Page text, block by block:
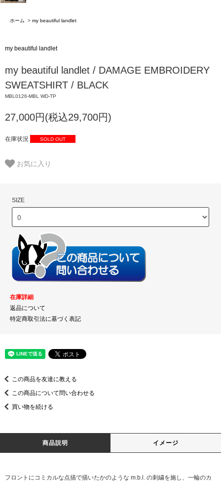
ホーム > my beautiful landlet
my beautiful landlet
my beautiful landlet / DAMAGE EMBROIDERY
SWEATSHIRT / BLACK
MBL0126-MBL WD-TP
27,000円(税込29,700円)
在庫状況 SOLD OUT
お気に入り
SIZE
在庫詳細
返品について
特定商取引法に基づく表記
この商品を友達に教える
この商品について問い合わせる
買い物を続ける
商品説明 イメージ
フロントにコミカルな点描で描いたかのような m.b.l. の刺繍を施し、一輪のカ